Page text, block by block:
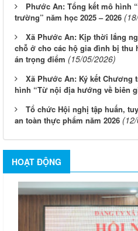
Phước An: Tổng kết mô hình
trường” năm học 2025 – 2026
Xã Phước An: Kịp thời lắng
chỗ ở cho các hộ gia đình bị thu
án trọng điểm (15/05/2026)
Xã Phước An: Ký kết
hình “Từ nội địa hướng về biên
Tổ chức Hội nghị tập huấn,
an toàn thực phẩm năm 2026
HOẠT ĐỘNG